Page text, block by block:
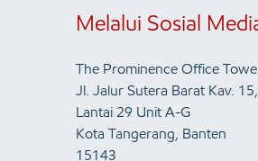
Melalui Sosial
The Prominence Office
Jl. Jalur Sutera Barat Kav. 15,
Lantai 29 Unit A-G
Kota Tangerang, Banten
15143